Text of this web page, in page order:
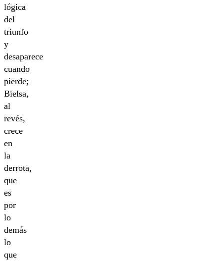
lógica
del
triunfo
y
desaparece
cuando
pierde;
Bielsa,
al
revés,
crece
en
la
derrota,
que
es
por
lo
demás
lo
que